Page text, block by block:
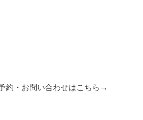
約・お問い合わせはこちら→